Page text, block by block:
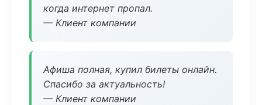
когда интернет пропал.
— Клиент компании
Афиша полная, купил билеты онлайн.
Спасибо за актуальность!
— Клиент компании